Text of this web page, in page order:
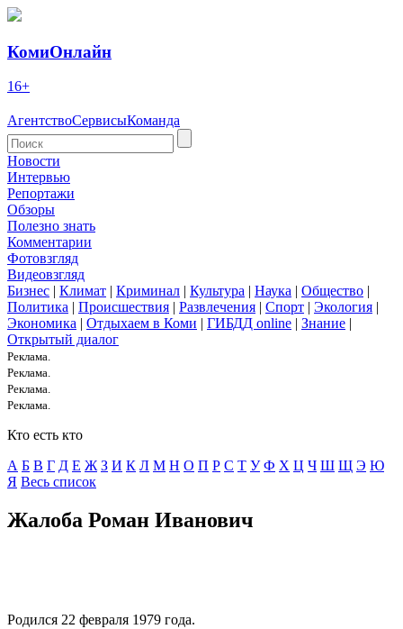
КомиОнлайн
16+
АгентствоСервисыКоманда
Новости
Интервью
Репортажи
Обзоры
Полезно знать
Комментарии
Фотовзгляд
Видеовзгляд
Бизнес | Климат | Криминал | Культура | Наука | Общество |
Политика | Происшествия | Развлечения | Спорт | Экология |
Экономика | Отдыхаем в Коми | ГИБДД online | Знание |
Открытый диалог
Реклама.
Реклама.
Реклама.
Реклама.
Кто есть кто
А Б В Г Д E Ж З И К Л М Н О П Р С Т У Ф Х Ц Ч Ш Щ Э Ю
Я Весь список
Жалоба Роман Иванович
Родился 22 февраля 1979 года.